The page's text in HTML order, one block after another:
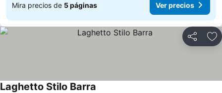
Mira precios de 5 páginas Ver precios
Compartir
Laghetto Stilo Barra